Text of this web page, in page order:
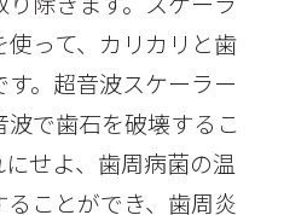
って、カリカリと歯
。超音波スケーラー
で歯石を破壊するこ
せよ、歯周病菌の温
ことができ、歯周炎